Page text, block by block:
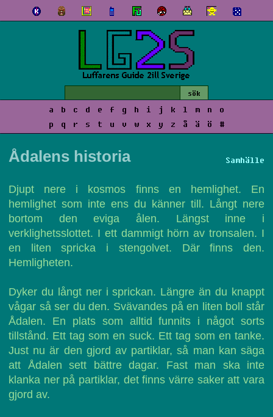
a b c d e f g h i j k l m n
o
p
q r s t u v w x y z å ä ö #
Samhälle
Ådalens historia
Djupt nere i kosmos finns en hemlighet. En
hemlighet som inte ens du känner till. Långt nere
bortom den eviga ålen. Längst inne i
verklighetsslottet. I ett dammigt hörn av tronsalen. I
en liten spricka i stengolvet. Där finns den.
Hemligheten.
Dyker du långt ner i sprickan. Längre än du knappt
vågar så ser du den. Svävandes på en liten boll står
Ådalen. En plats som alltid funnits i något sorts
tillstånd. Ett tag som en suck. Ett tag som en tanke.
Just nu är den gjord av partiklar, så man kan säga
att Ådalen sett bättre dagar. Fast man ska inte
klanka ner på partiklar, det finns värre saker att vara
gjord av.